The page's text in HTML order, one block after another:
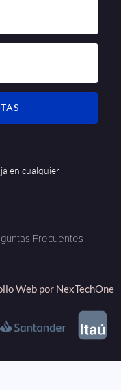
en cualquier
Frecuentes
Web por NexTechOne